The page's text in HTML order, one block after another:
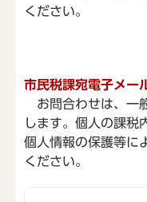
ください。
市民税課宛電子メー
お問合わせは、一
します。個人の課税
個人情報の保護等に
ください。